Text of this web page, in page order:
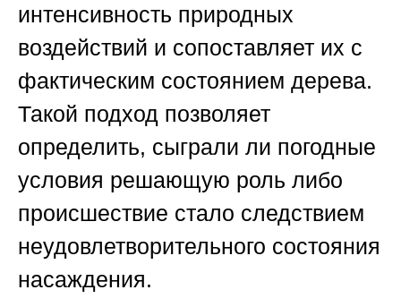
интенсивность природных
воздействий и сопоставляет их с
фактическим состоянием дерева.
Такой подход позволяет
определить, сыграли ли погодные
условия решающую роль либо
происшествие стало следствием
неудовлетворительного состояния
насаждения.